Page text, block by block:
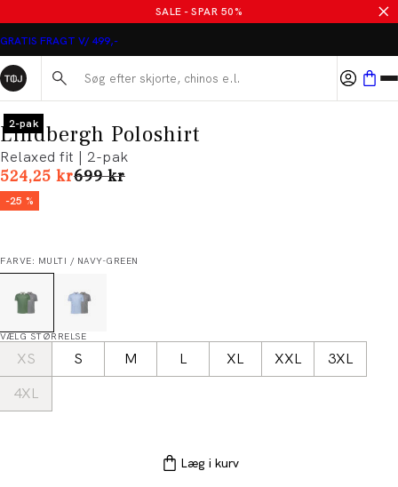
SALE - SPAR 50%
GRATIS FRAGT V/ 499,-
Søg her...
2-pak
Lindbergh Poloshirt
Relaxed fit | 2-pak
524,25 krI alt (uden rabat)
699 kr
-25 %
FARVE: MULTI / NAVY-GREEN
VÆLG STØRRELSE
XS S M L XL XXL
3XL
4XL
Læg i kurv